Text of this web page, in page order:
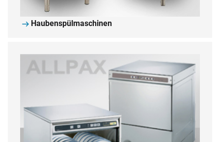
Haubenspülmaschinen